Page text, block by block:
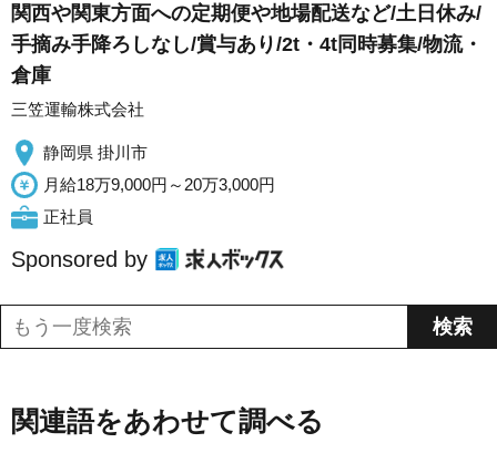
関西や関東方面への定期便や地場配送など/土日休み/
手摘み手降ろしなし/賞与あり/2t・4t同時募集/物流・
倉庫
三笠運輸株式会社
静岡県 掛川市
月給18万9,000円～20万3,000円
正社員
Sponsored by
関連語をあわせて調べる